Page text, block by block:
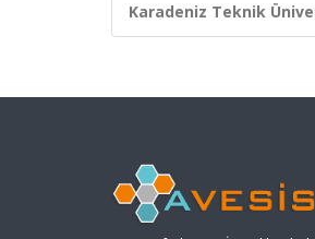
Karadeniz Teknik